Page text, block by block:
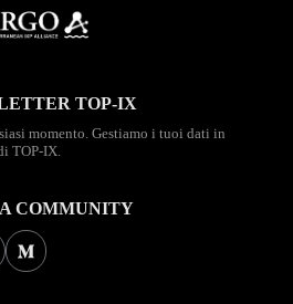
TOP-IX
momento. Gestiamo i tuoi dati in
TOP-IX.
COMMUNITY